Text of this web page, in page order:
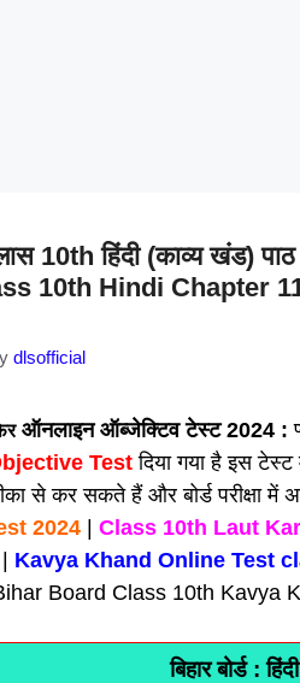
क्लास 10th हिंदी (काव्य
10th Hindi Chapter
dlsofficial
ऑनलाइन ऑब्जेक्टिव टेस्ट 2024 :
Test दिया गया है इस टेस्ट
से कर सकते हैं और बोर्ड परीक्षा
2024 | Class 10th Laut
| Kavya Khand Online Test
Board Class 10th Kavya
बिहार बोर्ड :